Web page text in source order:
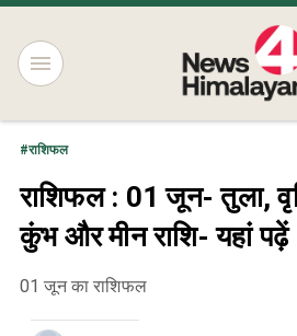
#राशिफल
राशिफल : 01 जून- तुला,
कुंभ और मीन राशि- यहां पढ़ें
01 जून का राशिफल